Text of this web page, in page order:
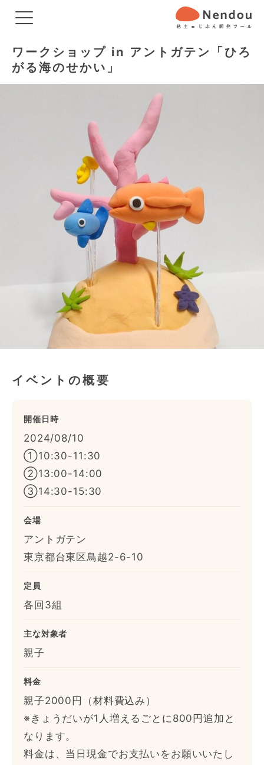
ワークショップ in アントガテン「ひろ
がる海のせかい」
イベントの概要
開催日時
2024/08/10
①10:30-11:30
②13:00-14:00
③14:30-15:30
会場
アントガテン
東京都台東区鳥越2-6-10
定員
各回3組
主な対象者
親子
料金
親子2000円（材料費込み）
※きょうだいが1人増えるごとに800円追加と
なります。
料金は、当日現金でお支払いをお願いいたし